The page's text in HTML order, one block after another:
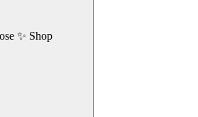
Close ✨ Shop